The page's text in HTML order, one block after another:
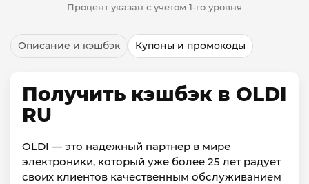
Процент указан с учетом 1-го уровня
Описание и кэшбэк Купоны и промокоды
Получить кэшбэк в OLDI
RU
OLDI — это надежный партнер в мире
электроники, который уже более 25 лет радует
своих клиентов качественным обслуживанием